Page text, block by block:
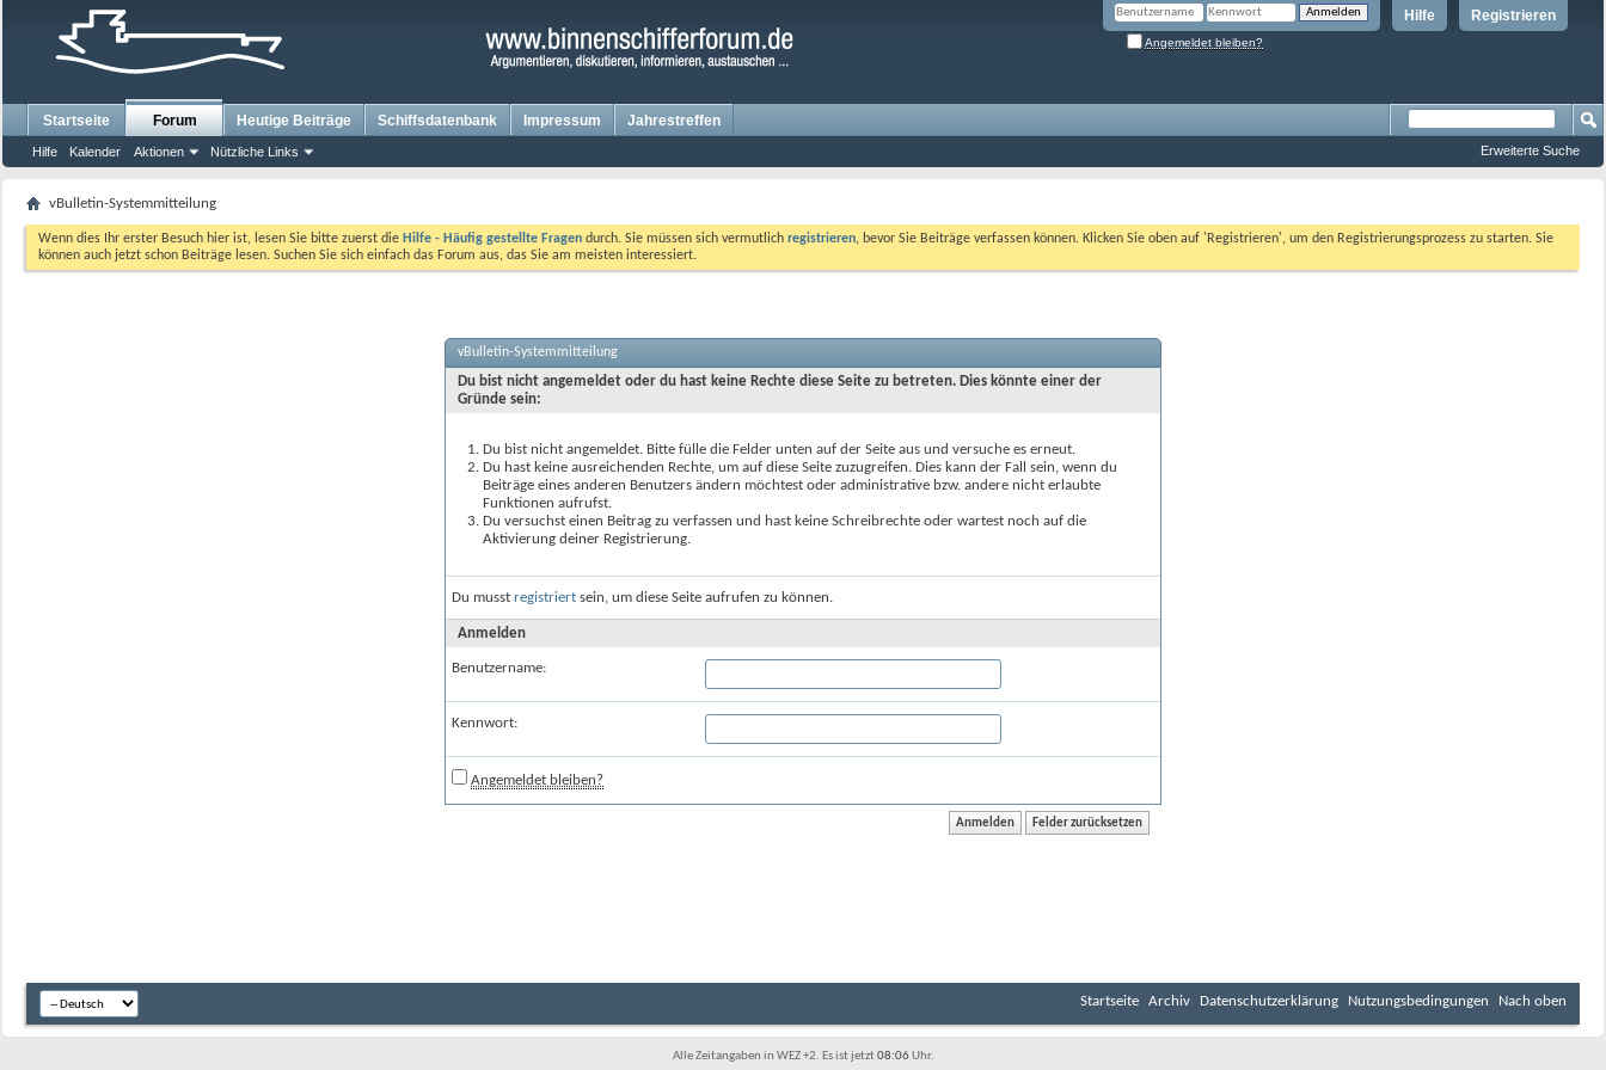
Registrieren
Hilfe
Angemeldet bleiben?
Startseite Forum
Hilfe Kalender Aktionen Nützliche Links
Heutige Beiträge Schiffsdatenbank Impressum Jahrestreffen
Erweiterte Suche
vBulletin-Systemmitteilung
Wenn dies Ihr erster Besuch hier ist, lesen Sie bitte zuerst die Hilfe - Häufig gestellte Fragen durch. Sie müssen sich vermutlich registrieren, bevor Sie Beiträge verfassen können. Klicken Sie oben auf 'Registrieren', um den Registrierungsprozess zu starten. Sie
können auch jetzt schon Beiträge lesen. Suchen Sie sich einfach das Forum aus, das Sie am meisten interessiert.
vBulletin-Systemmitteilung
Du bist nicht angemeldet oder du hast keine Rechte diese Seite zu betreten. Dies könnte einer der
Gründe sein:
Du bist nicht angemeldet. Bitte fülle die Felder unten auf der Seite aus und versuche es erneut.
Du hast keine ausreichenden Rechte, um auf diese Seite zuzugreifen. Dies kann der Fall sein, wenn du
Beiträge eines anderen Benutzers ändern möchtest oder administrative bzw. andere nicht erlaubte
Funktionen aufrufst.
Du versuchst einen Beitrag zu verfassen und hast keine Schreibrechte oder wartest noch auf die
Aktivierung deiner Registrierung.
Du musst registriert sein, um diese Seite aufrufen zu können.
Anmelden
Benutzername:
Kennwort:
Angemeldet bleiben?
Startseite Archiv Datenschutzerklärung Nutzungsbedingungen Nach oben
Alle Zeitangaben in WEZ +2. Es ist jetzt08:06Uhr.